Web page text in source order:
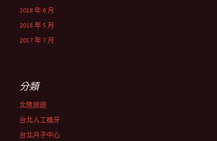
2018 年 6 月
2018 年 5 月
2017 年 7 月
分類
北陸旅遊
台北人工植牙
台北月子中心